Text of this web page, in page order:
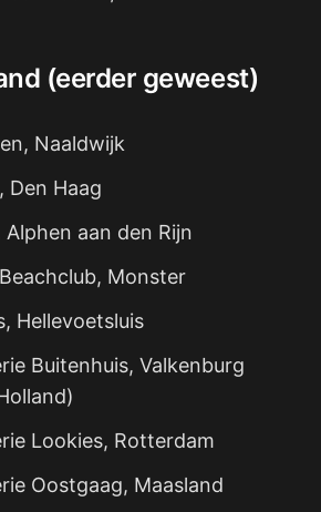
(eerder geweest)
Naaldwijk
Den Haag
Alphen aan den Rijn
Monster
Hellevoetsluis
Buitenhuis, Valkenburg
Lookies, Rotterdam
Oostgaag, Maasland